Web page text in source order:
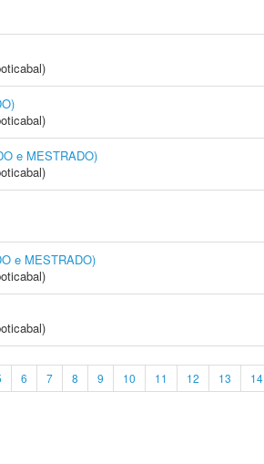
e MESTRADO)
e MESTRADO)
6 7 8 9 10 11 12 13 14